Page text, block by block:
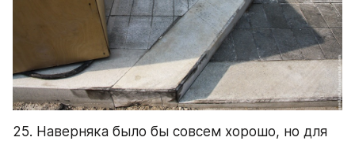
25. Наверняка было бы совсем хорошо, но для